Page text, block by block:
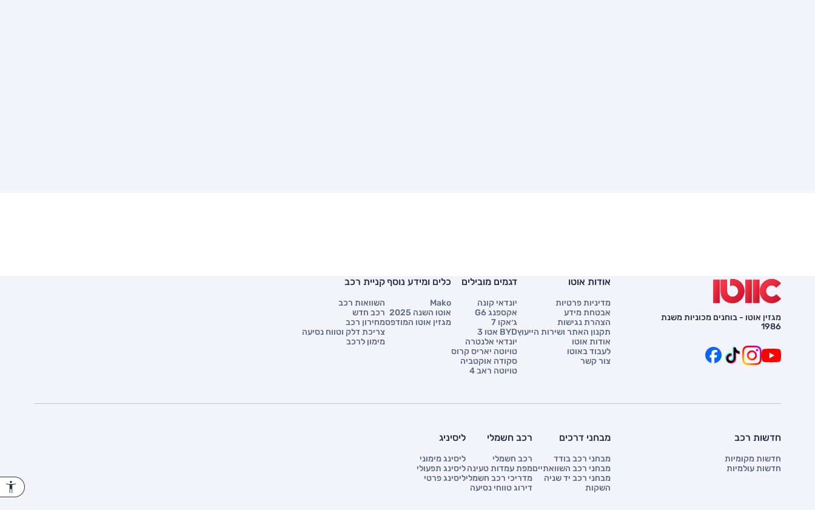
מגזין אוטו - בוחנים מכוניות משנת
1986
אודות אוטו
מדיניות פרטיות
אבטחת מידע
הצהרת נגישות
תקנון האתר ושירות הייעוץ
אודות אוטו
לעבוד באוטו
צור קשר
דגמים מובילים
יונדאי קונה
אקספנג G6
ג׳אקו 7
BYD אטו 3
יונדאי אלנטרה
טויוטה יאריס קרוס
סקודה אוקטביה
טויוטה ראב 4
כלים ומידע נוסף
Mako
אוטו השנה 2025
מגזין אוטו המודפס
קניית רכב
השוואות רכב
רכב חדש
מחירון רכב
צריכת דלק וטווח נסיעה
מימון לרכב
חדשות רכב
חדשות מקומיות
חדשות עולמיות
מבחני דרכים
מבחני רכב בודד
מבחני רכב השוואתיים
מבחני רכב יד שניה
השקות
רכב חשמלי
רכב חשמלי
מפת עמדות טעינה
מדריכי רכב חשמלי
דירוג טווחי נסיעה
ליסיניג
ליסינג מימוני
ליסינג תפעולי
ליסינג פרטי